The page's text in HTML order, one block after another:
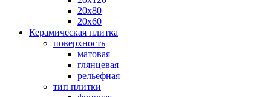
20х80
20х60
Керамическая плитка
поверхность
матовая
глянцевая
рельефная
тип плитки